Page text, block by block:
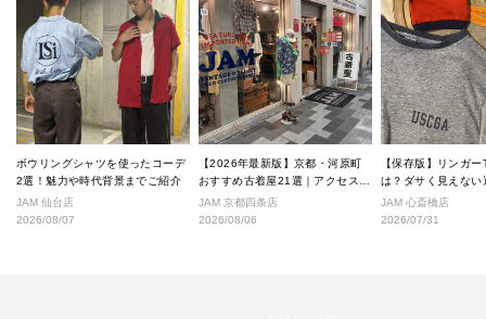
ボウリングシャツを使ったコーデ
2選！魅力や時代背景までご紹介
JAM 仙台店
2026/08/07
【2026年最新版】京都・河原町
おすすめ古着屋21選｜アクセス良
好な絶対行くべきショップ厳選！
JAM 京都四条店
2026/08/06
【保存版】リンガ
は？ダサく見えない
なし完全ガイド
JAM 心斎橋店
2026/07/31